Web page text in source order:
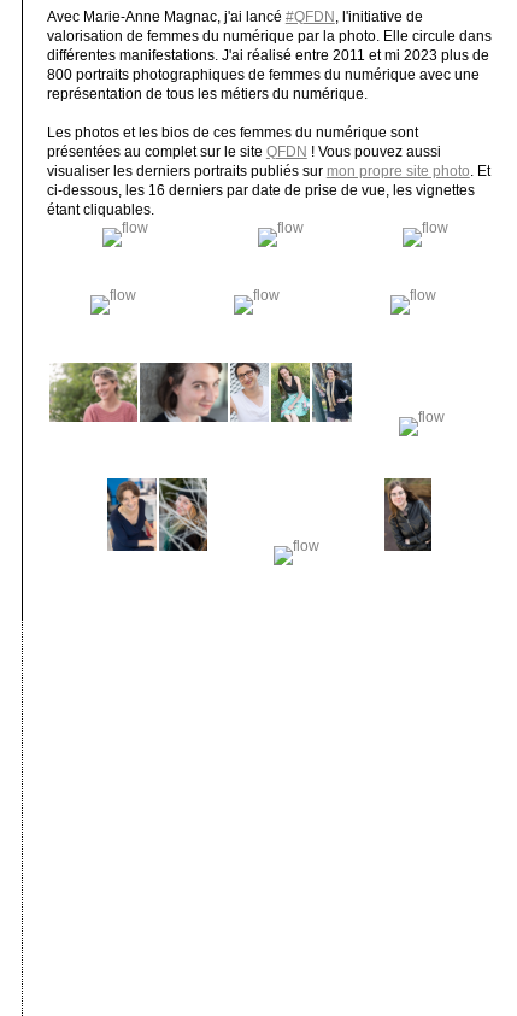
Avec Marie-Anne Magnac, j'ai lancé #QFDN
, l'initiative de
valorisation de femmes du numérique par la photo. Elle circule dans
différentes manifestations. J'ai réalisé entre 2011 et mi 2023 plus de
800 portraits photographiques de femmes du numérique avec une
représentation de tous les métiers du numérique.
Les photos et les bios de ces femmes du numérique sont
présentées au complet sur le site QFDN ! Vous pouvez aussi
visualiser les derniers portraits publiés sur mon propre site photo . Et
ci-dessous, les 16 derniers par date de prise de vue, les vignettes
étant cliquables.